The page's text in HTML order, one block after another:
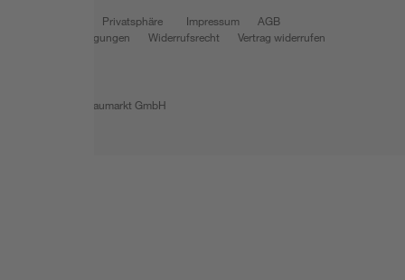
Privatsphäre Impressum
AGB
Nutzungsbedingungen
Widerrufsrecht
Vertrag widerrufen
© 2026 toom Baumarkt GmbH